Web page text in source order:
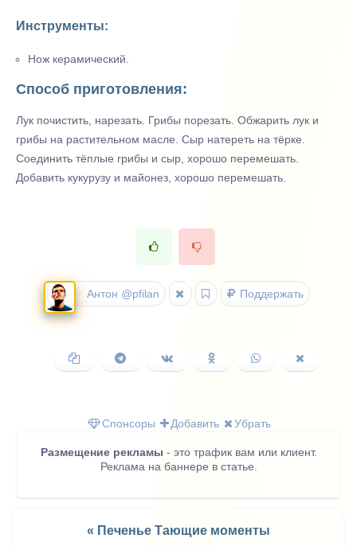
Инструменты:
Нож керамический.
Способ приготовления:
Лук почистить, нарезать. Грибы порезать. Обжарить лук и
грибы на растительном масле. Сыр натереть на тёрке.
Соединить тёплые грибы и сыр, хорошо перемешать.
Добавить кукурузу и майонез, хорошо перемешать.
Антон @pfilan Поддержать
Копировать
ссылку
Поделиться
в
Поделиться
ВКонтакте
Поделиться
в
Поделиться
в
в
Спонсоры
Добавить Убрать
Размещение рекламы - это трафик вам или клиент.
Реклама на баннере в статье.
« Печенье Тающие моменты